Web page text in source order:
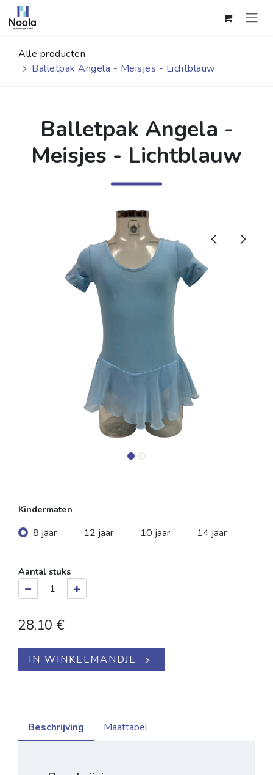
Overslaan naar inhoud
Alle producten
Balletpak Angela - Meisjes - Lichtblauw
Balletpak Angela -
Meisjes - Lichtblauw
Kindermaten
8 jaar 12 jaar 10 jaar 14 jaar
Aantal stuks
28,10 €
IN WINKELMANDJE
Beschrijving Maattabel